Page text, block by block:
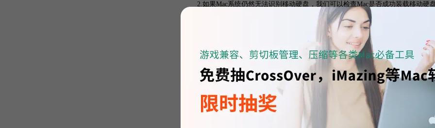
2.如果Mac系统仍然无法识别移动硬盘，我们可以检查Mac是否成功装载移动硬